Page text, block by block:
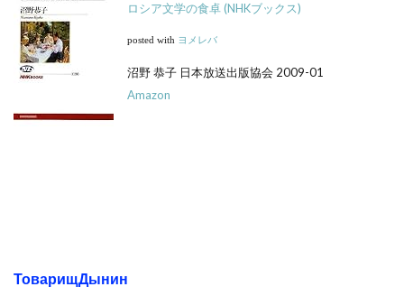
ロシア文学の食卓 (NHKブックス)
posted with ヨメレバ
沼野 恭子 日本放送出版協会 2009-01
Amazon
ТоварищДынин